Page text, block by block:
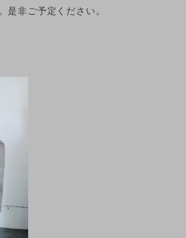
是非ご予定ください。